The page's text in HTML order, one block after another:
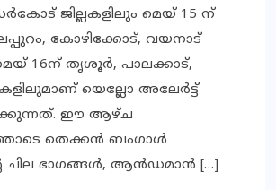
ജില്ലകളിലും മെയ് 15 ന്
കോഴിക്കോട്, വയനാട്
മെയ് 16ന് തൃശൂര്‍, പാലക്കാട്,
യെല്ലോ അലേര്‍ട്ട്
ഈ ആഴ്ച
തെക്കന്‍ ബംഗാള്‍
ചില ഭാഗങ്ങള്‍, ആന്‍ഡമാന്‍ […]